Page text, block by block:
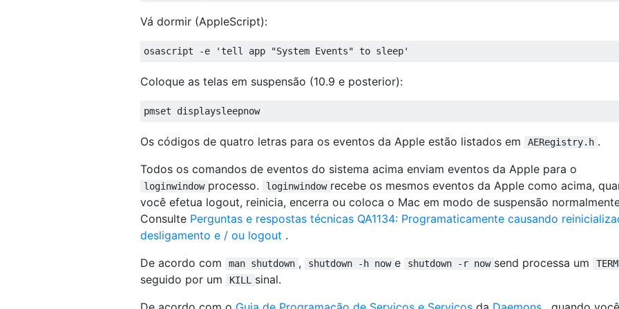
Vá dormir (AppleScript):
osascript -e 'tell app "System Events" to sleep'
Coloque as telas em suspensão (10.9 e posterior):
pmset displaysleepnow
Os códigos de quatro letras para os eventos da Apple estão listados em AERegistry.h .
Todos os comandos de eventos do sistema acima enviam eventos da Apple para o
loginwindow processo. loginwindow recebe os mesmos eventos da Apple como acima,
você efetua logout, reinicia, encerra ou coloca o Mac em modo de suspensão
Consulte Perguntas e respostas técnicas QA1134: Programaticamente causando
desligamento e / ou logout .
De acordo com
man shutdown , shutdown -h now e shutdown -r now send processa um TERM
seguido por um
KILL
sinal.